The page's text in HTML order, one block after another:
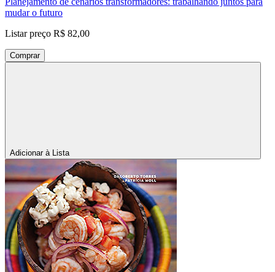
mudar o futuro
Listar preço R$ 82,00
Comprar
Adicionar à Lista